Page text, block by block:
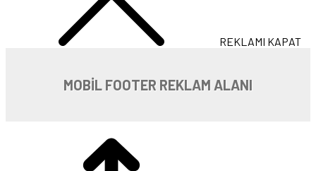
REKLAMI KAPAT
MOBİL FOOTER REKLAM ALANI